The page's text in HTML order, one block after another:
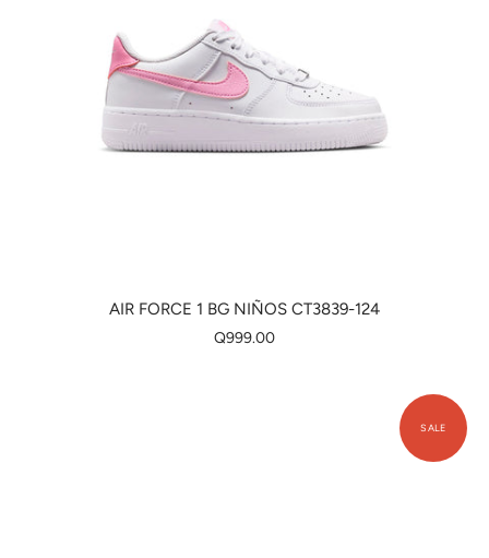
AIR FORCE 1 BG NIÑOS CT3839-124
Q999.00